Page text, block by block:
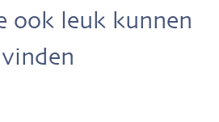
ook leuk kunnen
vinden